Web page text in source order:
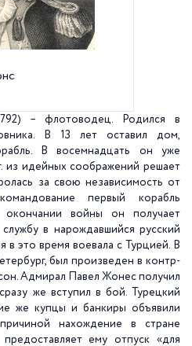
1792) – флотоводец. Родился в
В 13 лет оставил дом,
В восемнадцать он уже
из идейных соображений решает
за свою независимость от
первый корабль
войны он получает
в нарождавшийся русский
в это время воевала с Турцией. В
был произведен в контр-
Адмирал Павел Жонес получил
же вступил в бой. Турецкий
же купцы и банкиры объявили
нахождение в стране
ему отпуск «для